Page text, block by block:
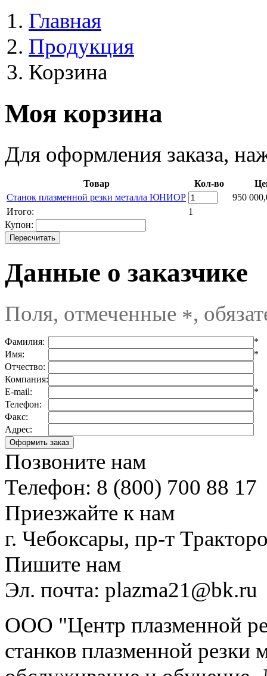
Главная
Продукция
Корзина
Моя корзина
Для оформления заказа,
Товар Кол-во
Станок плазменной резки металла ЮНИОР
950
Итого:
1
Купон:
Данные о заказчике
Поля, отмеченные *,
Фамилия:
*
Имя:
*
Отчество:
Компания:
E-mail:
*
Телефон:
Факс:
Адрес:
Позвоните нам
Телефон: 8 (800) 700 88 17
Приезжайте к нам
г. Чебоксары, пр-т
Пишите нам
Эл. почта: plazma21@bk.ru
ООО "Центр плазменной
станков плазменной резки